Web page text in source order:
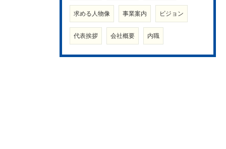
求める人物像 事業案内 ビジョン
代表挨拶 会社概要 内職